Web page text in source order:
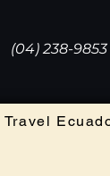
(04) 238-9853
Travel